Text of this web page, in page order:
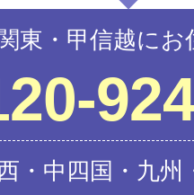
東・甲信越に
・中四国・九